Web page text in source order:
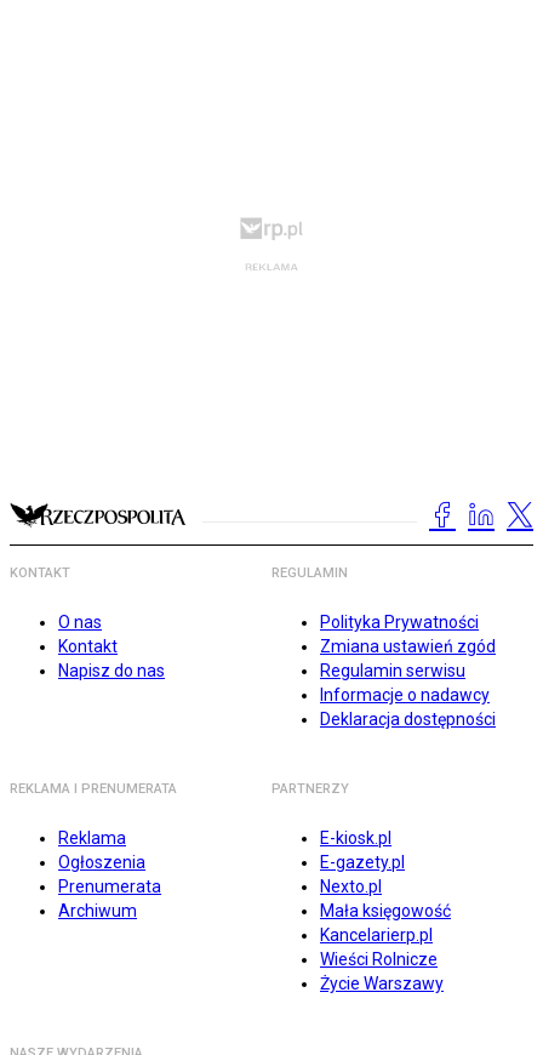
KONTAKT
O nas
Kontakt
Napisz do nas
REGULAMIN
Polityka Prywatności
Zmiana ustawień zgód
Regulamin serwisu
Informacje o nadawcy
Deklaracja dostępności
REKLAMA I PRENUMERATA
Reklama
Ogłoszenia
Prenumerata
Archiwum
PARTNERZY
E-kiosk.pl
E-gazety.pl
Nexto.pl
Mała księgowość
Kancelarierp.pl
Wieści Rolnicze
Życie Warszawy